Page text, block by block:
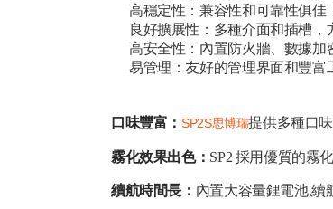
高穩定性：兼容性和可靠性俱佳
良好擴展性：多種介面和插槽，
高安全性：內置防火牆、數據加
易管理：友好的管理界面和豐富
口味豐富：SP2S思博瑞提供多種口
霧化效果出色： SP2 採用優質的霧
續航時間長： 內置大容量鋰電池,續